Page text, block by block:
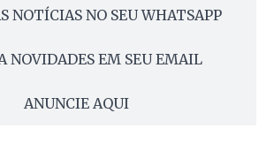
NOTÍCIAS NO SEU WHATSAPP
NOVIDADES EM SEU EMAIL
ANUNCIE AQUI